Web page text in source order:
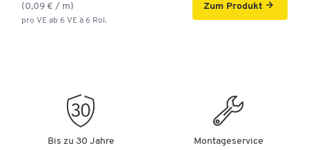
(0,09 € / m)
pro VE ab 6 VE à 6 Rol.
Zum Produkt
Bis zu 30 Jahre
Montageservice